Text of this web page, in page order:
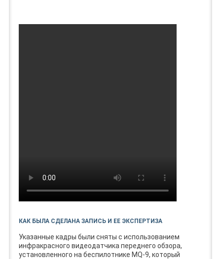
КАК БЫЛА СДЕЛАНА ЗАПИСЬ И ЕЕ ЭКСПЕРТИЗА
Указанные кадры были сняты с использованием
инфракрасного видеодатчика переднего обзора,
установленного на беспилотнике MQ-9, который